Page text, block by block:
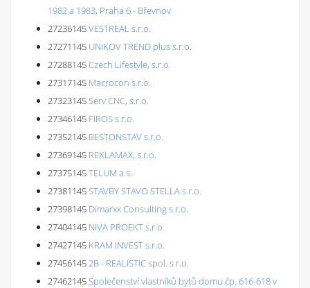
1982 a 1983, Praha 6 - Břevnov
27236145VESTREAL s.r.o.
27271145 UNIKOV TREND plus s.r.o.
27288145Czech Lifestyle, s.r.o.
27317145 Macrocon s.r.o.
27323145Serv CNC, s.r.o.
27346145 FIROS s.r.o.
27352145 BESTONSTAV s.r.o.
27369145 REKLAMAX, s.r.o.
27375145TELUM a.s.
27381145STAVBY STAVO STELLA s.r.o.
27398145 Dimarxx Consulting s.r.o.
27404145 NIVA PROEKT s.r.o.
27427145 KRAM INVEST s.r.o.
274561452B - REALISTIC spol. s r.o.
27462145Společenství vlastníků bytů domu čp. 616-618 v